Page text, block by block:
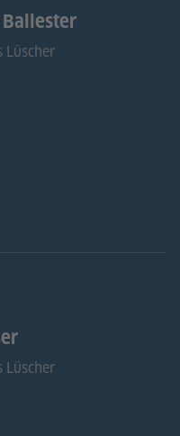
Lüscher
Lüscher